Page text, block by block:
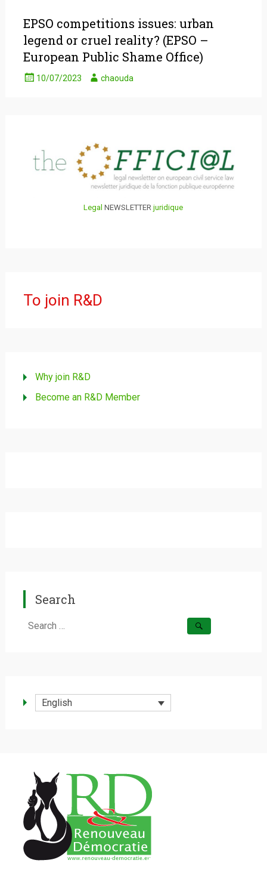
EPSO competitions issues: urban
legend or cruel reality? (EPSO –
European Public Shame Office)
10/07/2023 chaouda
Legal NEWSLETTERjuridique
To join R&D
Why join R&D
Become an R&D Member
Search
Search
English